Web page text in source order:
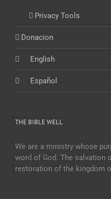
Privacy Tools
Donacion
English
Español
THE BIBLE WELL
We are a ministry whose
word of God. The salvation
restoration of the kingdom